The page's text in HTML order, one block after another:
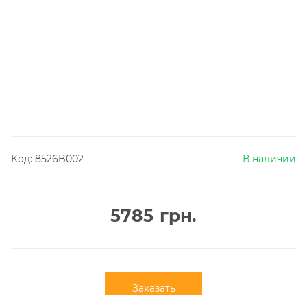
Код: 8526B002 В наличии
5785 грн.
Заказать